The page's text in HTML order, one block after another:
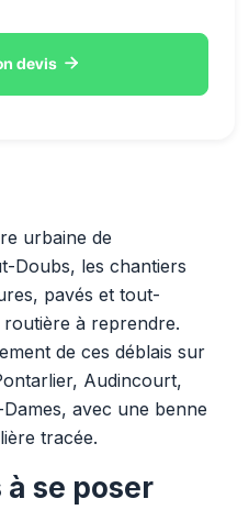
urbaine de
Doubs, les chantiers
pavés et tout-
à reprendre.
de ces déblais sur
Audincourt,
avec une benne
tracée.
se poser
devis 